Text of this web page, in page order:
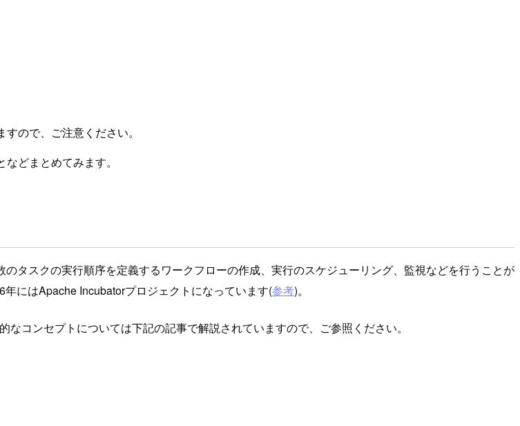
ので、ご注意ください。
どまとめてみます。
タスクの実行順序を定義するワークフローの作成、実行のスケジューリング、監視などを行うことが
にはApache Incubatorプロジェクトになっています(参考)。
コンセプトについては下記の記事で解説されていますので、ご参照ください。